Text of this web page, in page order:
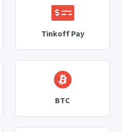
Tinkoff Pay
BTC